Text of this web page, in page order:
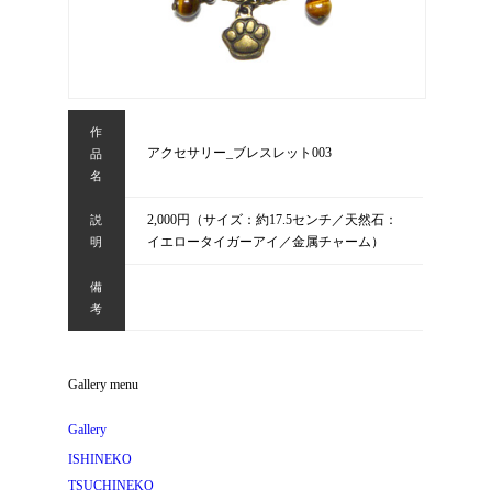
作
品
名
アクセサリー_ブレスレット003
説
明
2,000円（サイズ：約17.5センチ／天然石：
イエロータイガーアイ／金属チャーム）
備
考
Gallery menu
Gallery
ISHINEKO
TSUCHINEKO